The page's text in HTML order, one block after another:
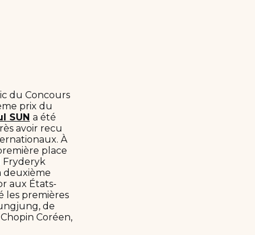
du Concours
prix du
SUN a été
avoir recu
À
place
Fryderyk
deuxième
aux États-
les premières
de
Coréen,